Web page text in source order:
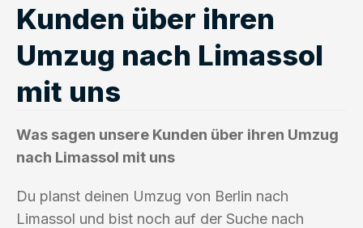
Kunden über ihren
Umzug nach Limassol
mit uns
Was sagen unsere Kunden über ihren Umzug
nach Limassol mit uns
Du planst deinen Umzug von Berlin nach
Limassol und bist noch auf der Suche nach